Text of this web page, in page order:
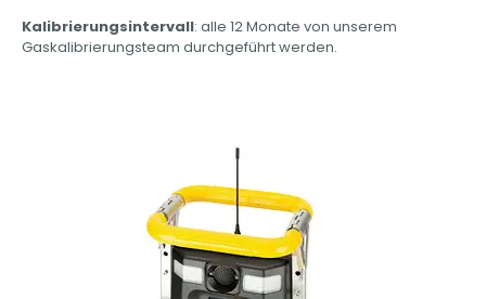
Kalibrierungsintervall: alle 12 Monate von unserem
Gaskalibrierungsteam durchgeführt werden.